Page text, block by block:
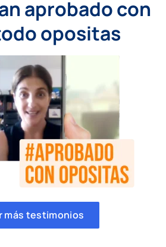
aprobado con
opositas
más testimonios